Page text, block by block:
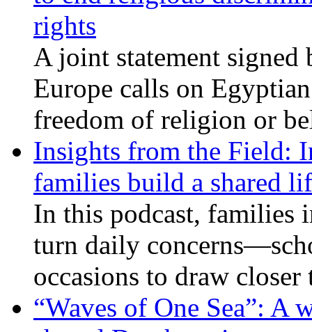
rights
A joint statement signed
Europe calls on
freedom of religion or
Insights from the Field:
families build a shared
In this podcast, families
turn daily
occasions to draw
“Waves of One Sea”: